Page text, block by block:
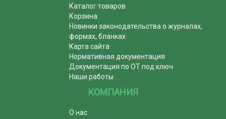
Каталог товаров
Корзина
Новинки законодательства о журналах,
формах, бланках
Карта сайта
Нормативная документация
Документация по ОТ под ключ
Наши работы
КОМПАНИЯ
О нас